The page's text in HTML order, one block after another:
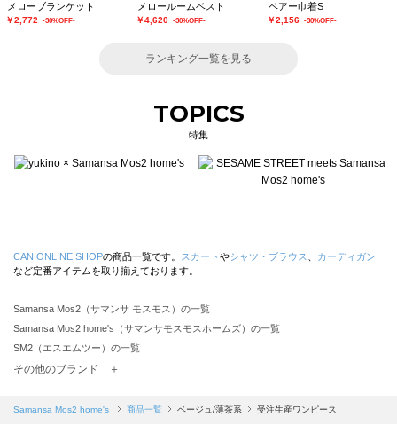
メローブランケット
￥2,772 -30%OFF-
メロールームベスト
￥4,620 -30%OFF-
ベアー巾着S
￥2,156 -30%OFF-
ランキング一覧を見る
TOPICS
特集
CAN ONLINE SHOPの商品一覧です。 スカート やシャツ・ブラウス
カーディガン
など定番アイテムを取り揃えております。
Samansa Mos2（サマンサ モスモス）の一覧
Samansa Mos2 home's（サマンサモスモスホームズ）の一覧
SM2（エスエムツー）の一覧
TSUHARU by Samansa Mos2（ツハルバイサマンサモスモス）の一覧
Samansa Mos2 blue（サマンサモスモス ブルー）の一覧
その他のブランド ＋
Samansa Mos2 home's 商品一覧 ベージュ/薄茶系 受注生産ワンピース